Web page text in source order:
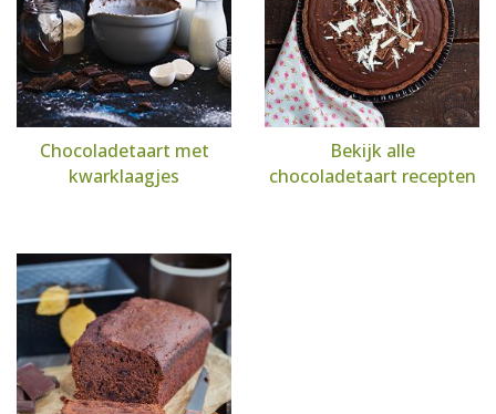
Chocoladetaart met
kwarklaagjes
Bekijk alle
chocoladetaart recepten